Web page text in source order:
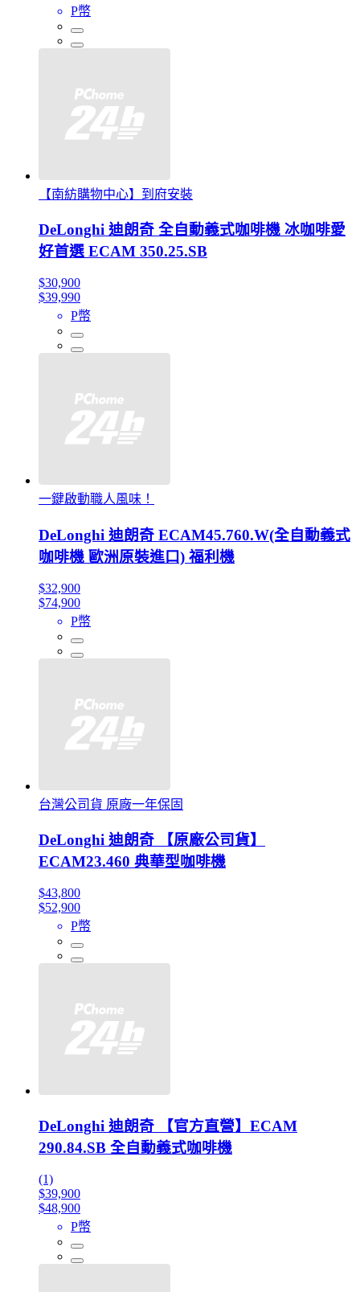
P幣
【南紡購物中心】到府安裝
DeLonghi 迪朗奇 全自動義式咖啡機 冰咖啡愛
好首選 ECAM 350.25.SB
$30,900
$39,990
P幣
一鍵啟動職人風味！
DeLonghi 迪朗奇 ECAM45.760.W(全自動義式
咖啡機 歐洲原裝進口) 福利機
$32,900
$74,900
P幣
台灣公司貨 原廠一年保固
DeLonghi 迪朗奇 【原廠公司貨】
ECAM23.460 典華型咖啡機
$43,800
$52,900
P幣
DeLonghi 迪朗奇 【官方直營】ECAM
290.84.SB 全自動義式咖啡機
(1)
$39,900
$48,900
P幣